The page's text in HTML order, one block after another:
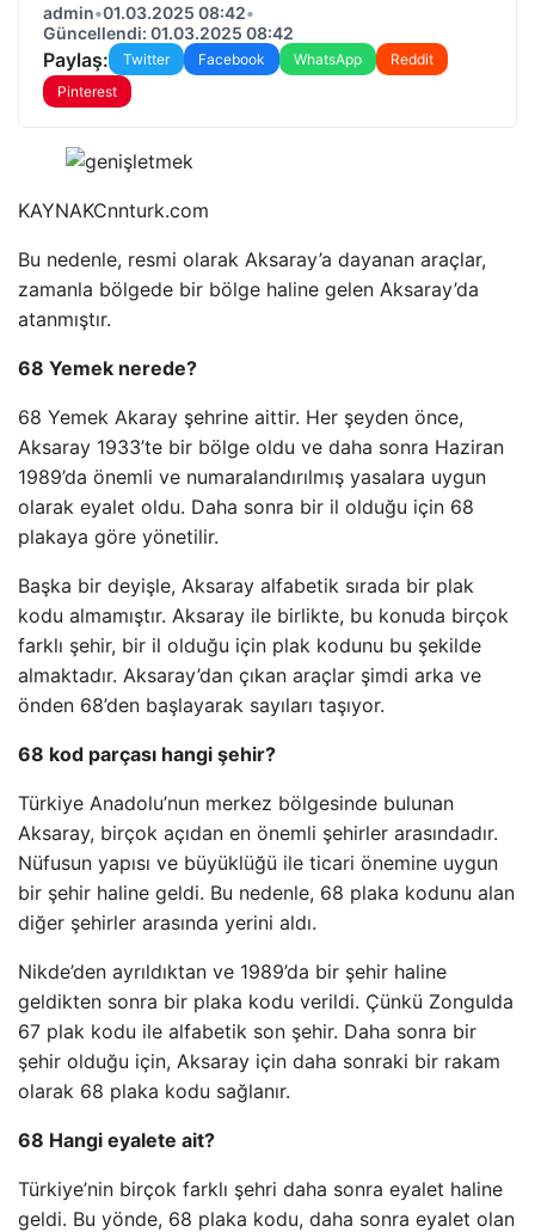
admin•01.03.2025 08:42•
Güncellendi: 01.03.2025 08:42
Paylaş: Twitter Facebook WhatsApp
Reddit
Pinterest
KAYNAKCnnturk.com
Bu nedenle, resmi olarak Aksaray’a dayanan araçlar,
zamanla bölgede bir bölge haline gelen Aksaray’da
atanmıştır.
68 Yemek nerede?
68 Yemek Akaray şehrine aittir. Her şeyden önce,
Aksaray 1933’te bir bölge oldu ve daha sonra Haziran
1989’da önemli ve numaralandırılmış yasalara uygun
olarak eyalet oldu. Daha sonra bir il olduğu için 68
plakaya göre yönetilir.
Başka bir deyişle, Aksaray alfabetik sırada bir plak
kodu almamıştır. Aksaray ile birlikte, bu konuda birçok
farklı şehir, bir il olduğu için plak kodunu bu şekilde
almaktadır. Aksaray’dan çıkan araçlar şimdi arka ve
önden 68’den başlayarak sayıları taşıyor.
68 kod parçası hangi şehir?
Türkiye Anadolu’nun merkez bölgesinde bulunan
Aksaray, birçok açıdan en önemli şehirler arasındadır.
Nüfusun yapısı ve büyüklüğü ile ticari önemine uygun
bir şehir haline geldi. Bu nedenle, 68 plaka kodunu alan
diğer şehirler arasında yerini aldı.
Nikde’den ayrıldıktan ve 1989’da bir şehir haline
geldikten sonra bir plaka kodu verildi. Çünkü Zongulda
67 plak kodu ile alfabetik son şehir. Daha sonra bir
şehir olduğu için, Aksaray için daha sonraki bir rakam
olarak 68 plaka kodu sağlanır.
68 Hangi eyalete ait?
Türkiye’nin birçok farklı şehri daha sonra eyalet haline
geldi. Bu yönde, 68 plaka kodu, daha sonra eyalet olan